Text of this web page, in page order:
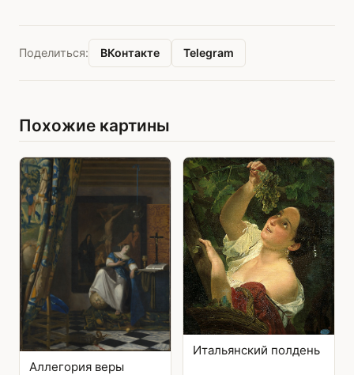
Поделиться: ВКонтакте Telegram
Похожие картины
Аллегория веры
Итальянский полдень